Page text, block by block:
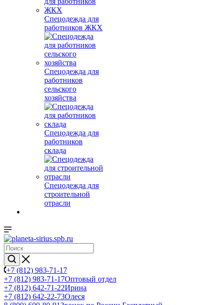
Спецодежда для
работников ЖКХ
Спецодежда для
работников
сельского
хозяйства
Спецодежда для
работников
склада
Спецодежда для
строительной
отрасли
+7 (812) 983-71-17
+7 (812) 983-71-17Оптовый отдел
+7 (812) 642-71-22Ирина
+7 (812) 642-22-73Олеся